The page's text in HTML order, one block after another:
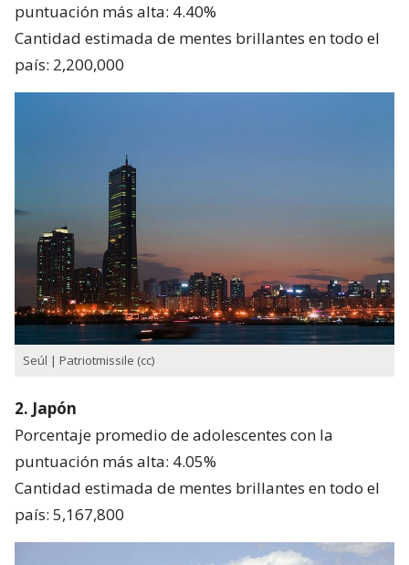
puntuación más alta: 4.40%
Cantidad estimada de mentes brillantes en todo el
país: 2,200,000
Seúl | Patriotmissile (cc)
2. Japón
Porcentaje promedio de adolescentes con la
puntuación más alta: 4.05%
Cantidad estimada de mentes brillantes en todo el
país: 5,167,800